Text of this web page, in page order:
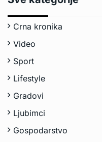
Crna kronika
Video
Sport
Lifestyle
Gradovi
Ljubimci
Gospodarstvo